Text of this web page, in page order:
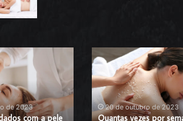
de 2023
com a pele
Quantas
vezes
por
semana
fazer
esfoliação
20 de outubro de 2023
Quantas vezes por